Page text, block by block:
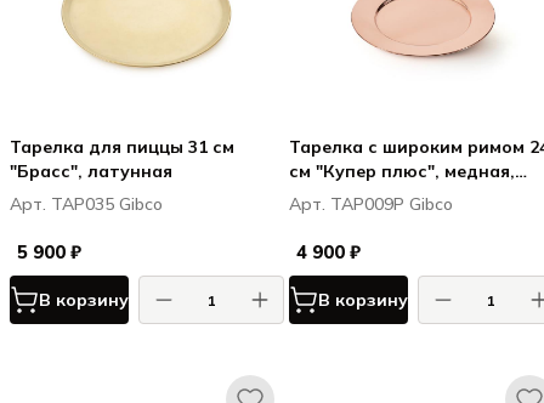
Тарелка для пиццы 31 см
"Брасс", латунная
Арт. TAP035 Gibco
5 900 ₽
В корзину
Тарелка с широким римом
см "Купер плюс", медная,
полированная
Арт. TAP009P Gibco
4 900 ₽
В корзину